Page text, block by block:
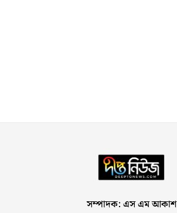
সম্পাদক: এস এম আকাশ